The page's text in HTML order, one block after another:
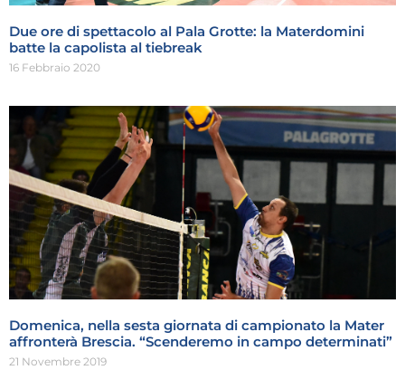
Due ore di spettacolo al Pala Grotte: la Materdomini
batte la capolista al tiebreak
16 Febbraio 2020
Domenica, nella sesta giornata di campionato la Mater
affronterà Brescia. “Scenderemo in campo determinati”
21 Novembre 2019